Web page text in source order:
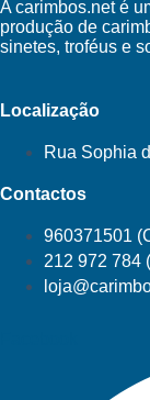
A carimbos.net é
produção de
sinetes, troféus e
Localização
Rua Sophia
Contactos
960371501
212 972 784